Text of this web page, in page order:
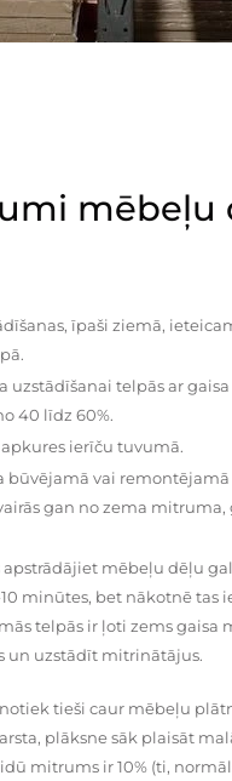
mēbeļu
īpaši ziemā,
uzstādīšanai telpās ar
40 līdz 60%.
ierīču tuvumā.
būvējamā vai remontējamā
gan no zema mitruma,
mēbeļu dēļu
minūtes, bet nākotnē tas
telpās ir ļoti zems gaisa
un uzstādīt mitrinātājus.
tieši caur mēbeļu
plāksne sāk plaisāt
mitrums ir 10% (ti,